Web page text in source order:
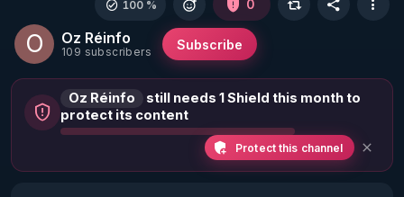
O Oz Réinfo
109 subscribers Subscribe
100 % 0
Oz Réinfo
still needs 1 Shield this month to
protect its content
Protect this channel